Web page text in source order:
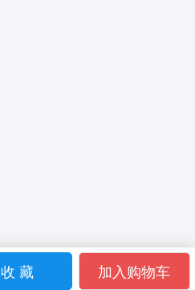
收 藏 加入购物车